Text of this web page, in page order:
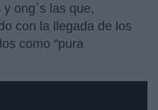
ong´s las que,
con la llegada de los
como "pura